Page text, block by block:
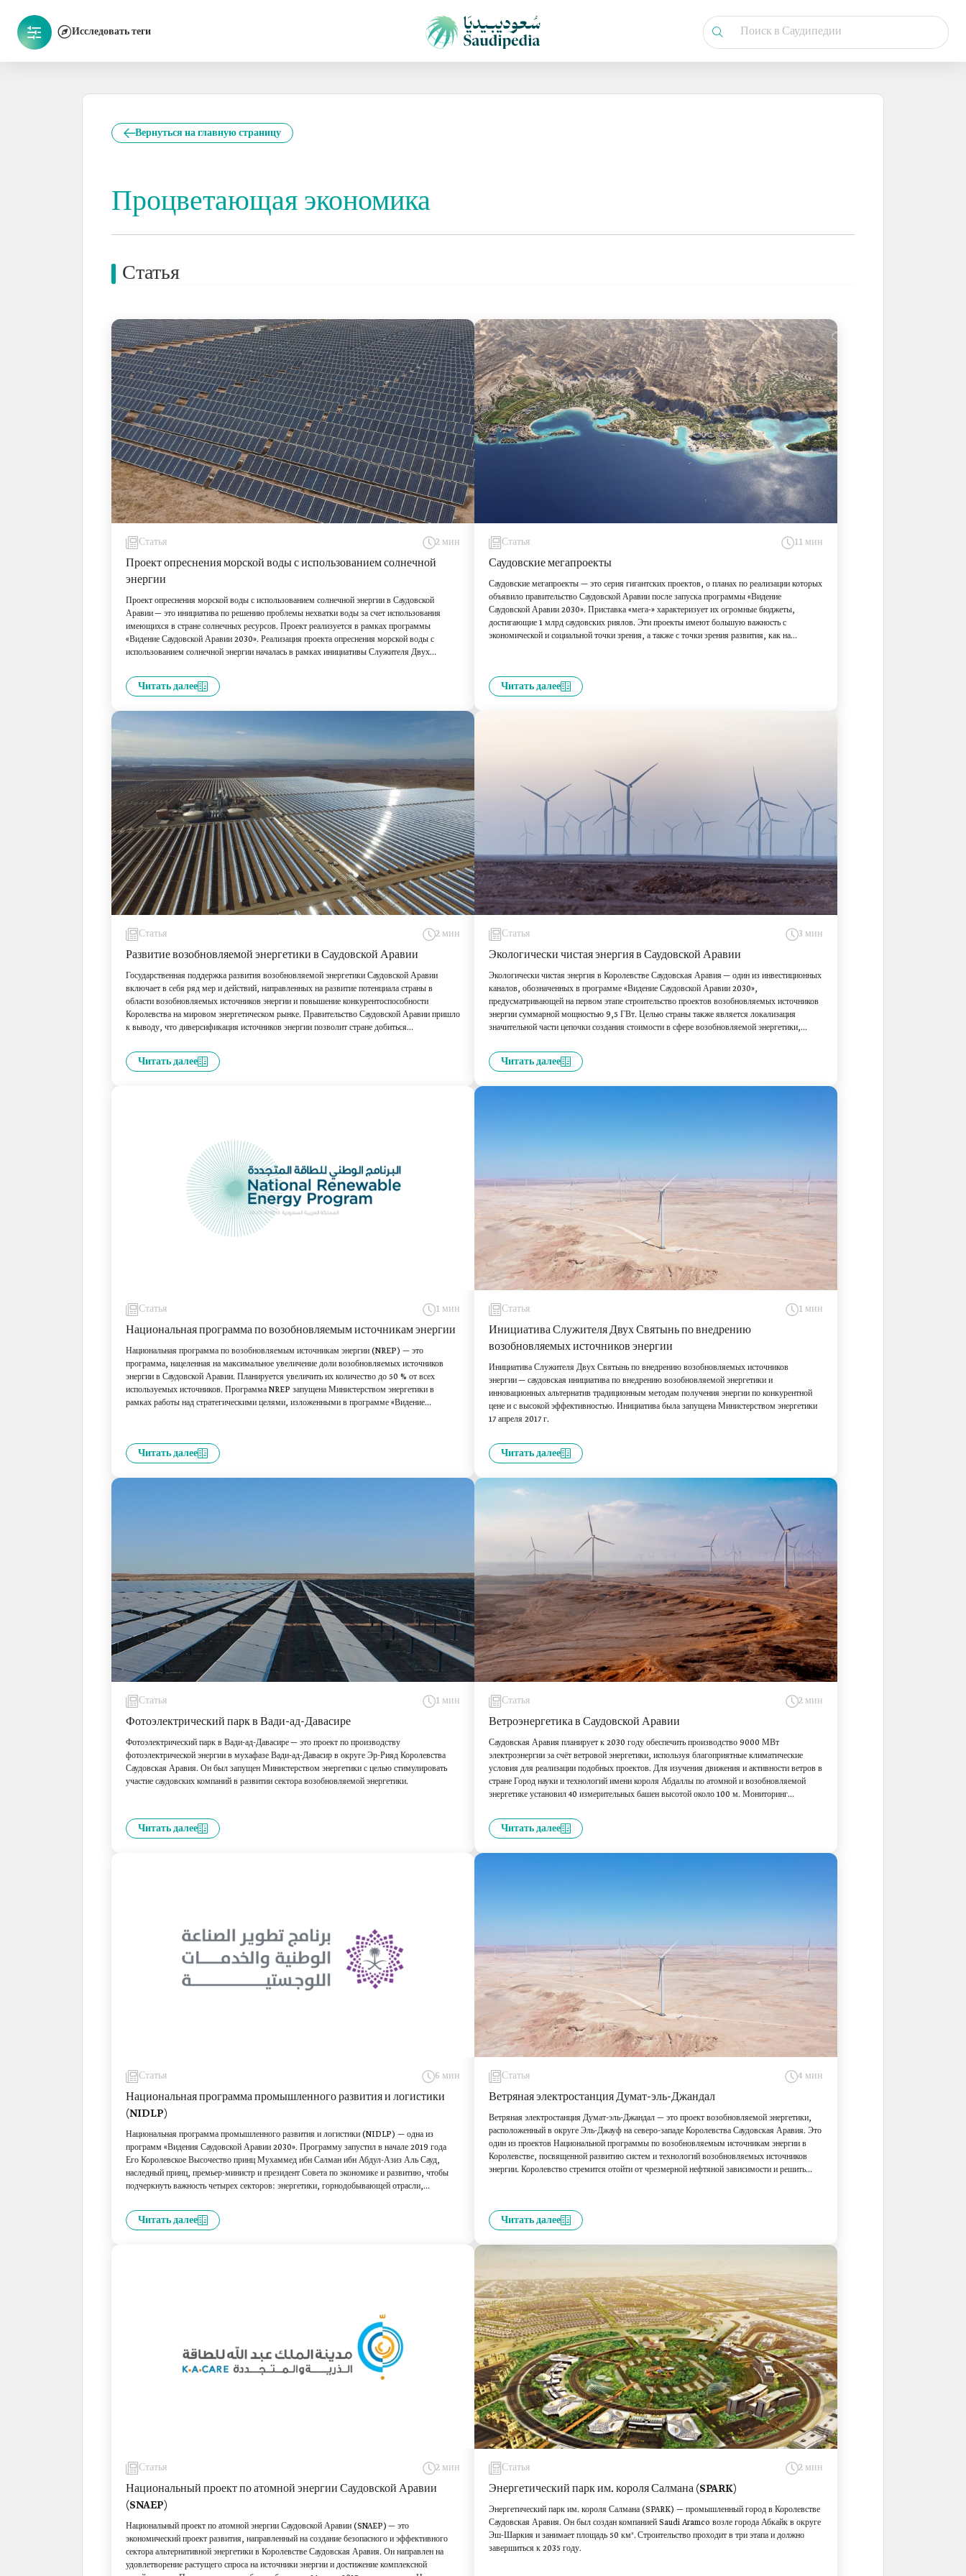
Исследовать теги
Вернуться на главную страницу
Процветающая экономика
Статья
Статья 2 мин
Проект опреснения морской воды с использованием солнечной
энергии
Проект опреснения морской воды с использованием солнечной энергии в Саудовской
Аравии — это инициатива по решению проблемы нехватки воды за счет использования
имеющихся в стране солнечных ресурсов. Проект реализуется в рамках программы
«Видение Саудовской Аравии 2030». Реализация проекта опреснения морской воды с
использованием солнечной энергии началась в рамках инициативы Служителя Двух
объявил Его Королевское Высочество наследный принц и премьер-министр Мухаммед ибн
Салман ибн Абдул-Азиз в 2018 году.
Читать далее
Статья 11 мин
Саудовские мегапроекты
Саудовские мегапроекты — это серия гигантских проектов, о планах по реализации которых
объявило правительство Саудовской Аравии после запуска программы «Видение
Саудовской Аравии 2030». Приставка «мега-» характеризует их огромные бюджеты,
достигающие 1 млрд саудовских риялов. Эти проекты имеют большую важность с
экономической и социальной точки зрения, а также с точки зрения развития, как на
Читать далее
Статья 2 мин
Развитие возобновляемой энергетики в Саудовской Аравии
Государственная поддержка развития возобновляемой энергетики Саудовской Аравии
включает в себя ряд мер и действий, направленных на развитие потенциала страны в
области возобновляемых источников энергии и повышение конкурентоспособности
Королевства на мировом энергетическом рынке. Правительство Саудовской Аравии пришло
к выводу, что диверсификация источников энергии позволит стране добиться
Читать далее
Статья 3 мин
Экологически чистая энергия в Саудовской Аравии
Экологически чистая энергия в Королевстве Саудовская Аравия — один из инвестиционных
каналов, обозначенных в программе «Видение Саудовской Аравии 2030»,
предусматривающей на первом этапе строительство проектов возобновляемых источников
энергии суммарной мощностью 9,5 ГВт. Целью страны также является локализация
значительной части цепочки создания стоимости в сфере возобновляемой энергетики,
Читать далее
Статья 1 мин
Национальная программа по возобновляемым источникам энергии
Национальная программа по возобновляемым источникам энергии (NREP) — это
программа, нацеленная на максимальное увеличение доли возобновляемых источников
энергии в Саудовской Аравии. Планируется увеличить их количество до 50 % от всех
используемых источников. Программа NREP запущена Министерством энергетики в
рамках работы над стратегическими целями, изложенными в программе «Видение
Читать далее
Статья 1 мин
Инициатива Служителя Двух Святынь по внедрению
возобновляемых источников энергии
Инициатива Служителя Двух Святынь по внедрению возобновляемых источников
энергии — саудовская инициатива по внедрению возобновляемой энергетики и
инновационных альтернатив традиционным методам получения энергии по конкурентной
цене и с высокой эффективностью. Инициатива была запущена Министерством энергетики
17 апреля 2017 г.
Читать далее
Статья 1 мин
Фотоэлектрический парк в Вади-ад-Давасире
Фотоэлектрический парк в Вади-ад-Давасире — это проект по производству
фотоэлектрической энергии в мухафазе Вади-ад-Давасир в округе Эр-Рияд Королевства
Саудовская Аравия. Он был запущен Министерством энергетики с целью стимулировать
участие саудовских компаний в развитии сектора возобновляемой энергетики.
Читать далее
Статья 2 мин
Ветроэнергетика в Саудовской Аравии
Саудовская Аравия планирует к 2030 году обеспечить производство 9000 МВт
электроэнергии за счёт ветровой энергетики, используя благоприятные климатические
условия для реализации подобных проектов. Для изучения движения и активности ветров в
стране Город науки и технологий имени короля Абдаллы по атомной и возобновляемой
энергетике установил 40 измерительных башен высотой около 100 м. Мониторинг
эль-Батин, Эль-Ваджх и Турайф. Эти инициативы соответствуют целям программы
«Видение Саудовской Аравии 2030» и входят в стратегию развития энергетических
Читать далее
Статья 6 мин
Национальная программа промышленного развития и логистики
(NIDLP)
Национальная программа промышленного развития и логистики (NIDLP) — одна из
программ «Видения Саудовской Аравии 2030». Программу запустил в начале 2019 года
Его Королевское Высочество принц Мухаммед ибн Салман ибн Абдул-Азиз Аль Сауд,
наследный принц, премьер-министр и президент Совета по экономике и развитию, чтобы
подчеркнуть важность четырех секторов: энергетики, горнодобывающей отрасли,
стоимости, диверсификации и получения максимального экономического эффекта, а также
создания привлекательной инвестиционной среды. Программа уделяет особое внимание
Читать далее
Статья 4 мин
Ветряная электростанция Думат-эль-Джандал
Ветряная электростанция Думат-эль-Джандал — это проект возобновляемой энергетики,
расположенный в округе Эль-Джауф на северо-западе Королевства Саудовская Аравия. Это
один из проектов Национальной программы по возобновляемым источникам энергии в
Королевстве, посвященной развитию систем и технологий возобновляемых источников
энергии. Королевство стремится отойти от чрезмерной нефтяной зависимости и решить
Читать далее
Статья 2 мин
Национальный проект по атомной энергии Саудовской Аравии
(SNAEP)
Национальный проект по атомной энергии Саудовской Аравии (SNAEP) — это
экономический проект развития, направленный на создание безопасного и эффективного
сектора альтернативной энергетики в Королевстве Саудовская Аравия. Он направлен на
удовлетворение растущего спроса на источники энергии и достижение комплексной
Статья 2 мин
Энергетический парк им. короля Салмана (SPARK)
Энергетический парк им. короля Салмана (SPARK) — промышленный город в Королевстве
Саудовская Аравия. Он был создан компанией Saudi Aramco возле города Абкайк в округе
Эш-Шаркия и занимает площадь 50 км². Строительство проходит в три этапа и должно
завершиться к 2035 году.